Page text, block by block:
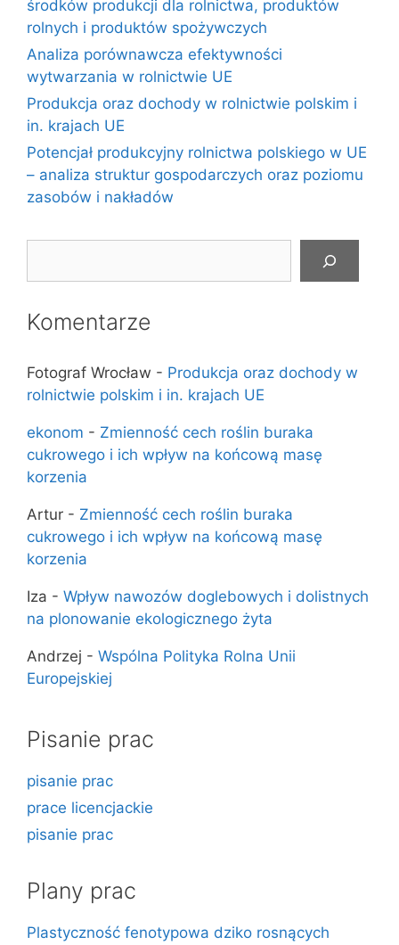
środków produkcji dla rolnictwa, produktów
rolnych i produktów spożywczych
Analiza porównawcza efektywności
wytwarzania w rolnictwie UE
Produkcja oraz dochody w rolnictwie polskim i
in. krajach UE
Potencjał produkcyjny rolnictwa polskiego w UE
– analiza struktur gospodarczych oraz poziomu
zasobów i nakładów
Komentarze
Fotograf Wrocław - Produkcja oraz dochody w
rolnictwie polskim i in. krajach UE
ekonom - Zmienność cech roślin buraka
cukrowego i ich wpływ na końcową masę
korzenia
Artur - Zmienność cech roślin buraka
cukrowego i ich wpływ na końcową masę
korzenia
Iza - Wpływ nawozów doglebowych i dolistnych
na plonowanie ekologicznego żyta
Andrzej - Wspólna Polityka Rolna Unii
Europejskiej
Pisanie prac
pisanie prac
prace licencjackie
pisanie prac
Plany prac
Plastyczność fenotypowa dziko rosnących